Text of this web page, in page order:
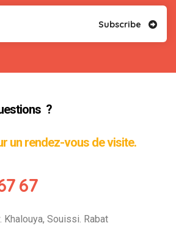
Subscribe
?
un rendez-vous de visite.
67
Khalouya, Souissi. Rabat